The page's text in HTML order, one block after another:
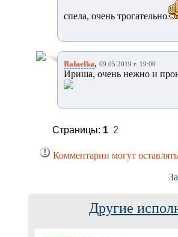
спела, очень трогательно
Rafaelka, 09.05.2019 г. 19:00
Ириша, очень нежно и
Страницы: 1 2
Комментарии могут
Другие